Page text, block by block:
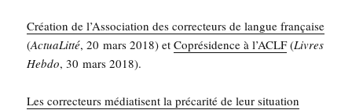
Créa­tion de l’As­so­cia­tion des cor­rec­teurs de langue fran­çaise
(Actua­Lit­té, 20 mars 2018) etCopré­si­dence à l’A­CLF(Livres
Heb­do, 30 mars 2018).
Les cor­rec­teurs média­tisent la pré­ca­ri­té de leur situa­tion